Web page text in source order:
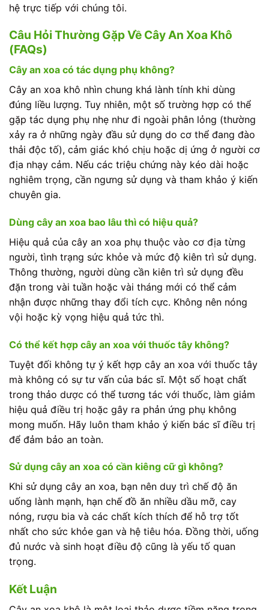
hệ trực tiếp với chúng tôi.
Câu Hỏi Thường Gặp Về Cây An Xoa Khô
(FAQs)
Cây an xoa có tác dụng phụ không?
Cây an xoa khô nhìn chung khá lành tính khi dùng
đúng liều lượng. Tuy nhiên, một số trường hợp có thể
gặp tác dụng phụ nhẹ như đi ngoài phân lỏng (thường
xảy ra ở những ngày đầu sử dụng do cơ thể đang đào
thải độc tố), cảm giác khó chịu hoặc dị ứng ở người cơ
địa nhạy cảm. Nếu các triệu chứng này kéo dài hoặc
nghiêm trọng, cần ngưng sử dụng và tham khảo ý kiến
chuyên gia.
Dùng cây an xoa bao lâu thì có hiệu quả?
Hiệu quả của cây an xoa phụ thuộc vào cơ địa từng
người, tình trạng sức khỏe và mức độ kiên trì sử dụng.
Thông thường, người dùng cần kiên trì sử dụng đều
đặn trong vài tuần hoặc vài tháng mới có thể cảm
nhận được những thay đổi tích cực. Không nên nóng
vội hoặc kỳ vọng hiệu quả tức thì.
Có thể kết hợp cây an xoa với thuốc tây không?
Tuyệt đối không tự ý kết hợp cây an xoa với thuốc tây
mà không có sự tư vấn của bác sĩ. Một số hoạt chất
trong thảo dược có thể tương tác với thuốc, làm giảm
hiệu quả điều trị hoặc gây ra phản ứng phụ không
mong muốn. Hãy luôn tham khảo ý kiến bác sĩ điều trị
để đảm bảo an toàn.
Sử dụng cây an xoa có cần kiêng cữ gì không?
Khi sử dụng cây an xoa, bạn nên duy trì chế độ ăn
uống lành mạnh, hạn chế đồ ăn nhiều dầu mỡ, cay
nóng, rượu bia và các chất kích thích để hỗ trợ tốt
nhất cho sức khỏe gan và hệ tiêu hóa. Đồng thời, uống
đủ nước và sinh hoạt điều độ cũng là yếu tố quan
trọng.
Kết Luận